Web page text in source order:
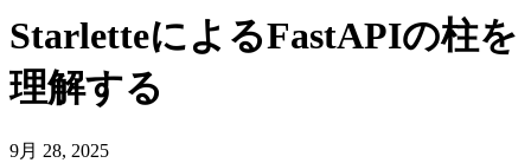
StarletteによるFastAPIの柱を
理解する
9月 28, 2025